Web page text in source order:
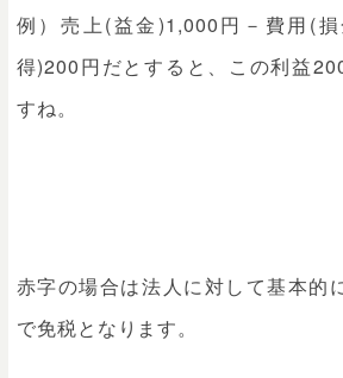
例）売上(益金)1,000円－費用(
得)200円だとすると、この利益
すね。
赤字の場合は法人に対して基本的
で免税となります。